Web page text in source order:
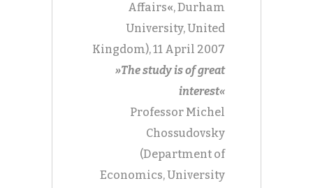
Affairs«, Durham
University, United
Kingdom), 11 April 2007
»The study is of great
interest«
Professor Michel
Chossudovsky
(Department of
Economics, University